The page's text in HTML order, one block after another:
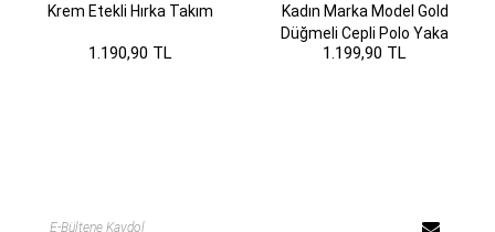
Krem Etekli Hırka Takım
1.190,90 TL
Kadın Marka Model Gold
Düğmeli Cepli Polo Yaka
Hırka
1.199,90 TL